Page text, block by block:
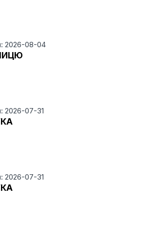
2026-08-04
2026-07-31
2026-07-31